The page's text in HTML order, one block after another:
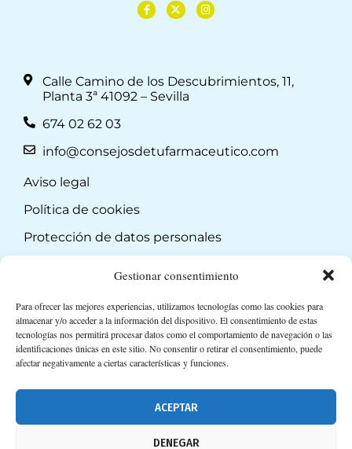
Gestionar consentimiento
Para ofrecer las mejores experiencias, utilizamos tecnologías como las cookies para
almacenar y/o acceder a la información del dispositivo. El consentimiento de estas
tecnologías nos permitirá procesar datos como el comportamiento de navegación o las
identificaciones únicas en este sitio. No consentir o retirar el consentimiento, puede
afectar negativamente a ciertas características y funciones.
ACEPTAR
DENEGAR
Calle Camino de los Descubrimientos, 11,
Planta 3ª 41092 – Sevilla
674 02 62 03
info@consejosdetufarmaceutico.com
Aviso legal
Política de cookies
Protección de datos personales